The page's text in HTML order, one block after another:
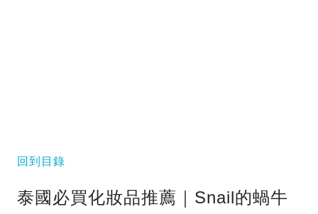
回到目錄
泰國必買化妝品推薦｜Snail的蝸牛